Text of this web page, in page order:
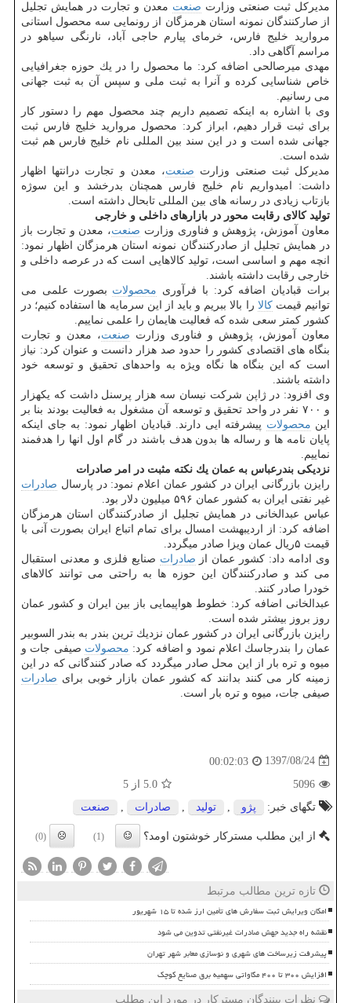
مدیركل ثبت صنعتی وزارت صنعت معدن و تجارت در همایش تجلیل
از صاركنندگان نمونه استان هرمزگان از رونمایی سه محصول استانی
مروارید خلیج فارس، خرمای پیارم حاجی آباد، نارنگی سیاهو در
مراسم آگاهی داد.
مهدی میرصالحی اضافه كرد: ما محصول را در یك حوزه جغرافیایی
خاص شناسایی كرده و آنرا به ثبت ملی و سپس آن به ثبت جهانی
می رسانیم.
وی با اشاره به اینكه تصمیم داریم چند محصول مهم را دستور كار
برای ثبت قرار دهیم، ابراز كرد: محصول مروارید خلیج فارس ثبت
جهانی شده است و در این سند بین المللی نام خلیج فارس هم ثبت
شده است.
مدیركل ثبت صنعتی وزارت صنعت، معدن و تجارت درانتها اظهار
داشت: امیدواریم نام خلیج فارس همچنان بدرخشد و این سوژه
بازتاب زیادی در رسانه های بین المللی تابحال داشته است.
تولید كالای رقابت محور در بازارهای داخلی و خارجی
معاون آموزش، پژوهش و فناوری وزارت صنعت، معدن و تجارت باز
در همایش تجلیل از صادركنندگان نمونه استان هرمزگان اظهار نمود:
انچه مهم و اساسی است، تولید كالاهایی است كه در عرصه داخلی و
خارجی رقابت داشته باشند.
برات قبادیان اضافه كرد: با فرآوری محصولات بصورت علمی می
توانیم قیمتكالا را بالا ببریم و باید از این سرمایه ها استفاده كنیم؛ در
كشور كمتر سعی شده كه فعالیت هایمان را علمی نماییم.
معاون آموزش، پژوهش و فناوری وزارت صنعت، معدن و تجارت
بنگاه های اقتصادی كشور را حدود صد هزار دانست و عنوان كرد: نیاز
است كه این بنگاه ها نگاه ویژه به واحدهای تحقیق و توسعه خود
داشته باشند.
وی افزود: در ژاپن شركت نیسان سه هزار پرسنل داشت كه یكهزار
و ۷۰۰ نفر در واحد تحقیق و توسعه آن مشغول به فعالیت بودند بنا بر
این محصولات پیشرفته ایی دارند. قبادیان اظهار نمود: به جای اینكه
پایان نامه ها و رساله ها بدون هدف باشند در گام اول انها را هدفمند
نماییم.
نزدیكی بندرعباس به عمان یك نكته مثبت در امر صادرات
رایزن بازرگانی ایران در كشور عمان اعلام نمود: در پارسال صادرات
غیر نفتی ایران به كشور عمان ۵۹۶ میلیون دلار بود.
عباس عبدالخانی در همایش تجلیل از صادركنندگان استان هرمزگان
اضافه كرد: از اردیبهشت امسال برای تمام اتباع ایران بصورت آنی با
قیمت ۵ریال عمان ویزا صادر میگردد.
وی ادامه داد: كشور عمان از صادرات صنایع فلزی و معدنی استقبال
می كند و صادركنندگان این حوزه ها به راحتی می توانند كالاهای
خودرا صادر كنند.
عبدالخانی اضافه كرد: خطوط هواپیمایی باز بین ایران و كشور عمان
روز بروز بیشتر شده است.
رایزن بازرگانی ایران در كشور عمان نزدیك ترین بندر به بندر السوبیر
عمان را بندرجاسك اعلام نمود و اضافه كرد: محصولات صیفی جات و
میوه و تره بار از این محل صادر میگردد كه صادر كنندگانی كه در این
زمینه كار می كنند بدانند كه كشور عمان بازار خوبی برای صادرات
صیفی جات، میوه و تره بار است.
1397/08/24
00:02:03
5096
5.0 از 5
تگهای خبر:
پژو , تولید , صادرات , صنعت
از این مطلب مسترکار خوشتون اومد؟ (1)
(0)
تازه ترین مطالب مرتبط
امکان ویرایش ثبت سفارش های تأمین ارز شده تا ۱۵ شهریور
نقشه راه جدید جهش صادرات غیرنفتی تدوین می شود
پیشرفت زیرساخت های شهری و نوسازی معابر شهر تهران
افزایش ۳۰۰ تا ۴۰۰ مگاواتی سهمیه برق صنایع کوچک
نظرات بینندگان مسترکار در مورد این مطلب